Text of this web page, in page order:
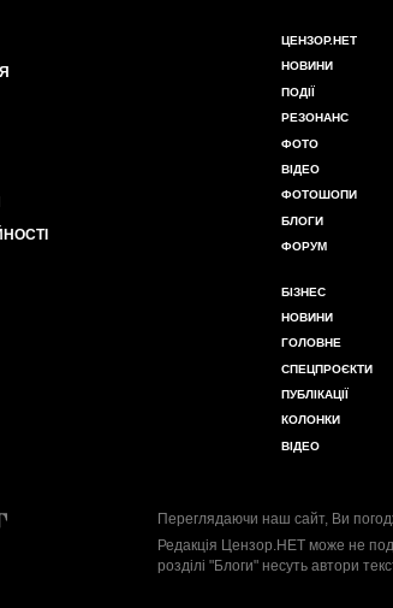
ЦЕНЗОР.НЕТ
НОВИНИ
ПОДІЇ
РЕЗОНАНС
ФОТО
ВІДЕО
ФОТОШОПИ
БЛОГИ
ФОРУМ
БІЗНЕС
НОВИНИ
ГОЛОВНЕ
СПЕЦПРОЄКТИ
ПУБЛІКАЦІЇ
КОЛОНКИ
ВІДЕО
Переглядаючи наш сайт, Ви
Редакція Цензор.НЕТ може не
розділі "Блоги" несуть автори